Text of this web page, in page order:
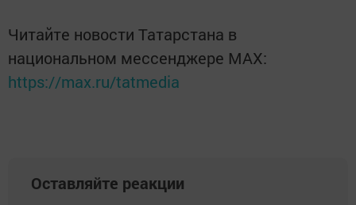
Читайте новости Татарстана в
национальном мессенджере MАХ:
https://max.ru/tatmedia
Оставляйте реакции